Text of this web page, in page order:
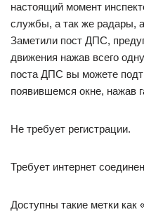
настоящий момент
службы, а так же радары,
Заметили пост ДПС,
движения нажав всего
поста ДПС вы можете
появившемся окне, нажав
Не требует регистрации.
Требует интернет
Доступны такие метки